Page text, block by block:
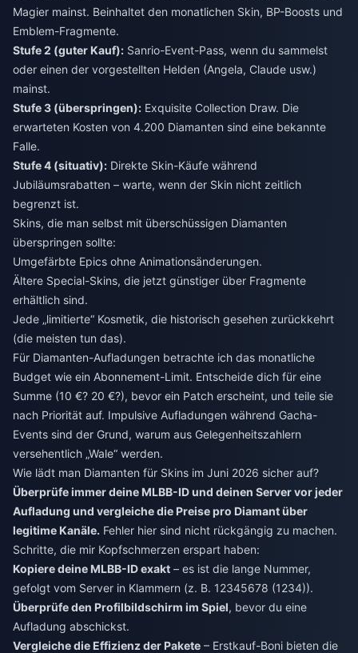
Magier mainst. Beinhaltet den monatlichen Skin, BP-Boosts und
Emblem-Fragmente.
Stufe 2 (guter Kauf): Sanrio-Event-Pass, wenn du sammelst
oder einen der vorgestellten Helden (Angela, Claude usw.)
mainst.
Stufe 3 (überspringen): Exquisite Collection Draw. Die
erwarteten Kosten von 4.200 Diamanten sind eine bekannte
Falle.
Stufe 4 (situativ): Direkte Skin-Käufe während
Jubiläumsrabatten – warte, wenn der Skin nicht zeitlich
begrenzt ist.
Skins, die man selbst mit überschüssigen Diamanten
überspringen sollte:
Umgefärbte Epics ohne Animationsänderungen.
Ältere Special-Skins, die jetzt günstiger über Fragmente
erhältlich sind.
Jede „limitierte“ Kosmetik, die historisch gesehen zurückkehrt
(die meisten tun das).
Für Diamanten-Aufladungen betrachte ich das monatliche
Budget wie ein Abonnement-Limit. Entscheide dich für eine
Summe (10 €? 20 €?), bevor ein Patch erscheint, und teile sie
nach Priorität auf. Impulsive Aufladungen während Gacha-
Events sind der Grund, warum aus Gelegenheitszahlern
versehentlich „Wale“ werden.
Wie lädt man Diamanten für Skins im Juni 2026 sicher auf?
Überprüfe immer deine MLBB-ID und deinen Server vor jeder
Aufladung und vergleiche die Preise pro Diamant über
legitime Kanäle. Fehler hier sind nicht rückgängig zu machen.
Schritte, die mir Kopfschmerzen erspart haben:
Kopiere deine MLBB-ID exakt – es ist die lange Nummer,
gefolgt vom Server in Klammern (z. B. 12345678 (1234)).
Überprüfe den Profilbildschirm im Spiel, bevor du eine
Aufladung abschickst.
Vergleiche die Effizienz der Pakete – Erstkauf-Boni bieten die